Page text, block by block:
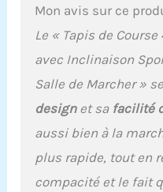
Mon avis sur ce
Le « Tapis de
avec Inclinaison
Salle de Marcher »
designet sa facilité
aussi bien à la
plus rapide, tout en
compacité et le fait